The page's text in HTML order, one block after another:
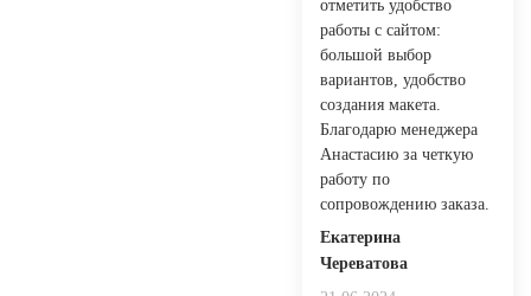
отметить удобство
работы с сайтом:
большой выбор
вариантов, удобство
создания макета.
Благодарю менеджера
Анастасию за четкую
работу по
сопровождению заказа.
Екатерина
Череватова